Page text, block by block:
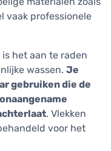
vaak professionele
het aan te raden
wassen. Je
gebruiken die de
. Vlekken
voor het